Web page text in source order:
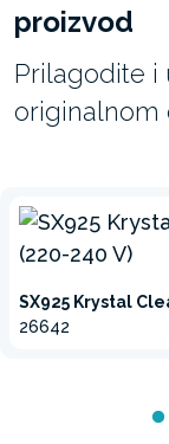
proizvod
Prilagodite i
originalnom
SX925 Krystal
26642